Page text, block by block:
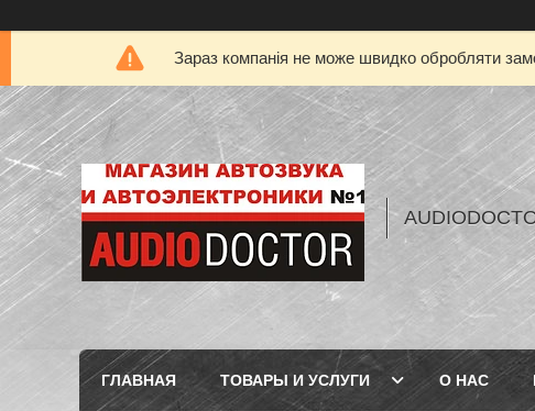
Зараз компанія не може швидко обробляти
ГЛАВНАЯ ТОВАРЫ И УСЛУГИ О НАС